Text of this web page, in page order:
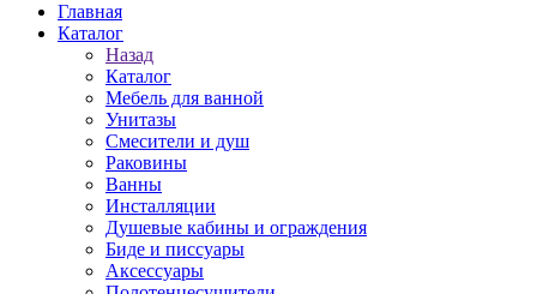
Главная
Каталог
Назад
Каталог
Мебель для ванной
Унитазы
Смесители и душ
Раковины
Ванны
Инсталляции
Душевые кабины и ограждения
Биде и писсуары
Аксессуары